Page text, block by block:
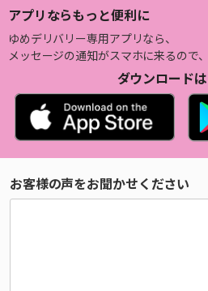
アプリならもっと便利に
ゆめデリバリー専用アプリなら、
メッセージの通知がスマホに来るので
ダウンロード
お客様の声をお聞かせください